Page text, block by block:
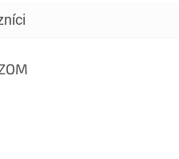
je 5 z 5 hviezdičiek.